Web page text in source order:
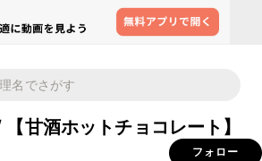
甘酒ホットチョコレート】
フォロー